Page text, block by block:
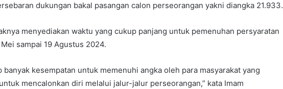
dukungan bakal pasangan calon perseorangan yakni diangka 21.933.
menyediakan waktu yang cukup panjang untuk pemenuhan persyaratan
sampai 19 Agustus 2024.
banyak kesempatan untuk memenuhi angka oleh para masyarakat yang
mencalonkan diri melalui jalur-jalur perseorangan,” kata Imam